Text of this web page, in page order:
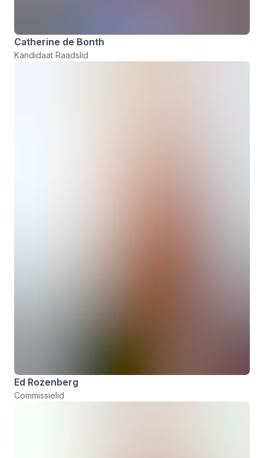
Catherine de Bonth
Kandidaat Raadslid
Ed Rozenberg
Commissielid